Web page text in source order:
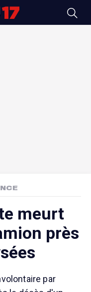
meurt
près
par